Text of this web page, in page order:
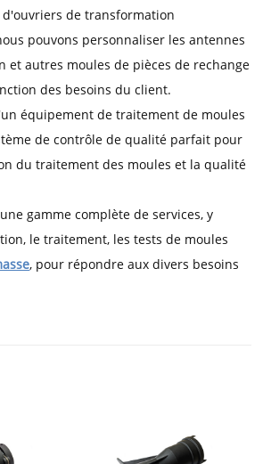
de transformation
pouvons personnaliser les antennes
et autres moules de pièces de rechange
des besoins du client.
équipement de traitement de moules
de contrôle de qualité parfait pour
du traitement des moules et la qualité
gamme complète de services, y
le traitement, les tests de moules
, pour répondre aux divers besoins